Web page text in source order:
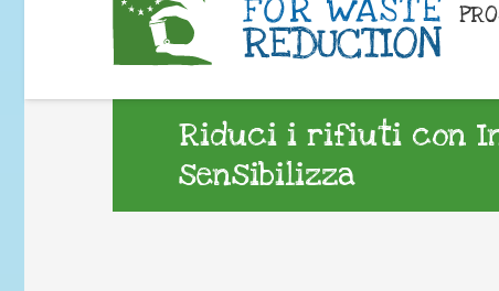
Riduci i rifiuti con
sensibilizza